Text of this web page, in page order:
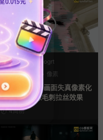
PR基本图形mogrt
PR基本图形
像素
故障特效
Pr模板mogrt 画面失真像素化
扭曲故障抠像毛刺拉丝效果
4周前